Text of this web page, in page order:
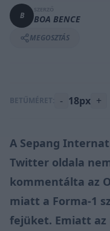
B BOA BENCE
MEGOSZTÁS
BETŰMÉRET: - 18px +
A Sepang
Twitter oldala
kommentálta az
miatt a Forma-1
fejüket. Emiatt az